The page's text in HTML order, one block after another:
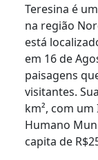
Teresina é
na região
está
em 16 de
paisagens
visitantes.
km², com
Humano
capita de